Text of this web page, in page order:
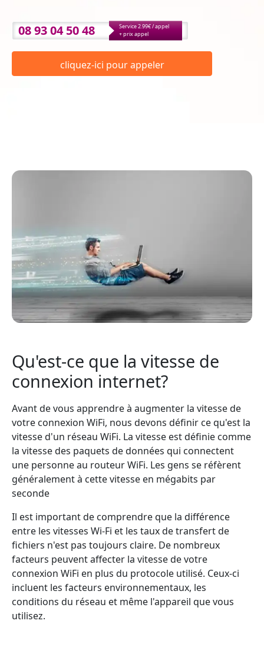
08 93 04 50 48
Service 2.99€ / appel
+ prix appel
cliquez-ici pour appeler
Qu'est-ce que la vitesse de
connexion internet?
Avant de vous apprendre à augmenter la vitesse de
votre connexion WiFi, nous devons définir ce qu'est la
vitesse d'un réseau WiFi. La vitesse est définie comme
la vitesse des paquets de données qui connectent
une personne au routeur WiFi. Les gens se réfèrent
généralement à cette vitesse en mégabits par
seconde
Il est important de comprendre que la différence
entre les vitesses Wi-Fi et les taux de transfert de
fichiers n'est pas toujours claire. De nombreux
facteurs peuvent affecter la vitesse de votre
connexion WiFi en plus du protocole utilisé. Ceux-ci
incluent les facteurs environnementaux, les
conditions du réseau et même l'appareil que vous
utilisez.